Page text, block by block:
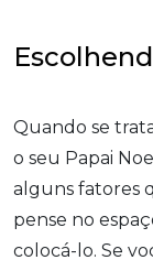
Quando se
o seu Papai
alguns fatores
pense no
colocá-lo. Se